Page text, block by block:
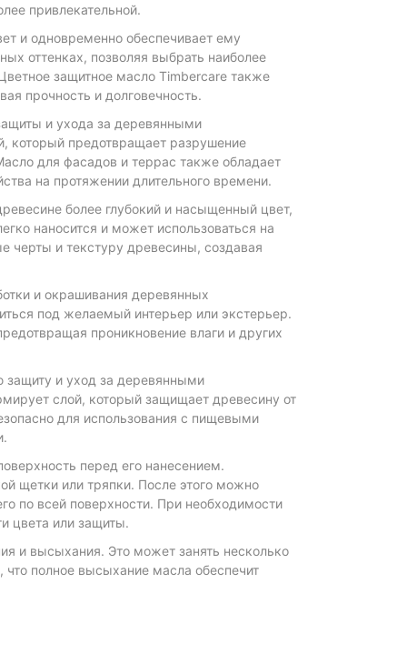
привлекательной.
и одновременно обеспечивает ему
оттенках, позволяя выбрать наиболее
защитное масло Timbercare также
прочность и долговечность.
и ухода за деревянными
который предотвращает разрушение
для фасадов и террас также обладает
на протяжении длительного времени.
более глубокий и насыщенный цвет,
наносится и может использоваться на
черты и текстуру древесины, создавая
и окрашивания деревянных
под желаемый интерьер или экстерьер.
проникновение влаги и других
защиту и уход за деревянными
слой, который защищает древесину от
для использования с пищевыми
перед его нанесением.
щетки или тряпки. После этого можно
по всей поверхности. При необходимости
цвета или защиты.
и высыхания. Это может занять несколько
полное высыхание масла обеспечит